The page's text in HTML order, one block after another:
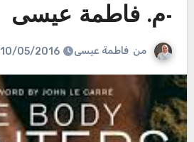
-م. فاطمة عيسى
من فاطمة عيسى 10/05/2016